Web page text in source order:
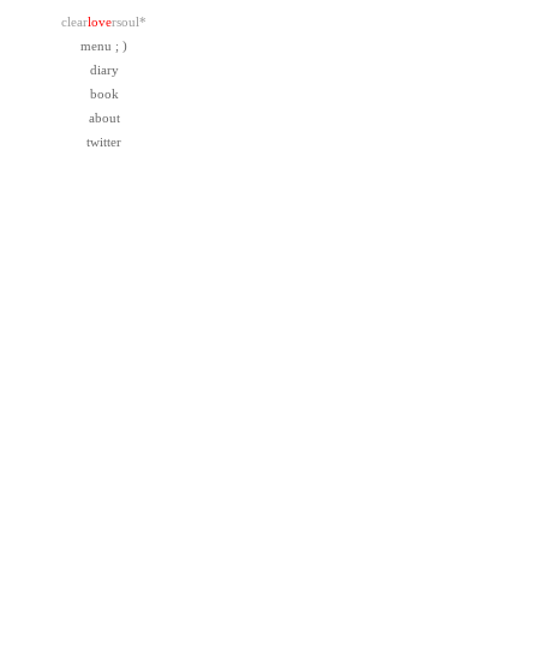
clearloversoul*
menu ; )
diary
book
about
twitter